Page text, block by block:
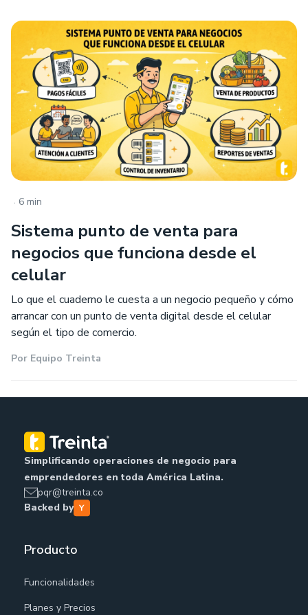
. 6 min
Sistema punto de venta para
negocios que funciona desde el
celular
Lo que el cuaderno le cuesta a un negocio pequeño y cómo
arrancar con un punto de venta digital desde el celular
según el tipo de comercio.
Por Equipo Treinta
Simplificando operaciones de negocio para
emprendedores en toda América Latina.
pqr@treinta.co
Backed by
Producto
Funcionalidades
Planes y Precios